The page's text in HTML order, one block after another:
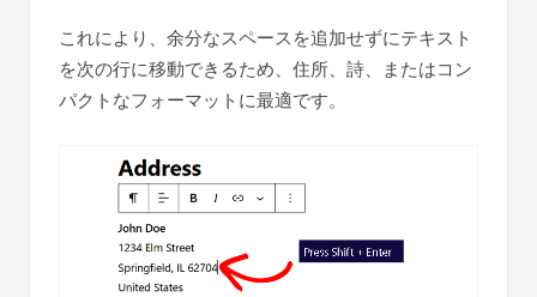
これにより、余分なスペースを追加せずにテキスト
を次の行に移動できるため、住所、詩、またはコン
パクトなフォーマットに最適です。